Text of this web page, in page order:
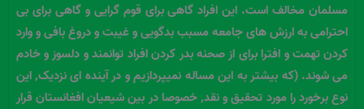
مسلمان مخالف است. این افراد گاهی برای قوم گرایی و گاهی برای بی
احترامی به ارزش های جامعه مسبب بدگویی و غیبت و دروغ بافی و وارد
کردن تهمت و افترا برای از صحنه بدر کردن افراد توانمند و دلسوز و خادم
می شوند. (که بیشتر به این مساله نمیپردازیم و در آینده ای نزدیک, این
نوع برخورد را مورد تحقیق و نقد, خصوصا در بین شیعیان افغانستان قرار